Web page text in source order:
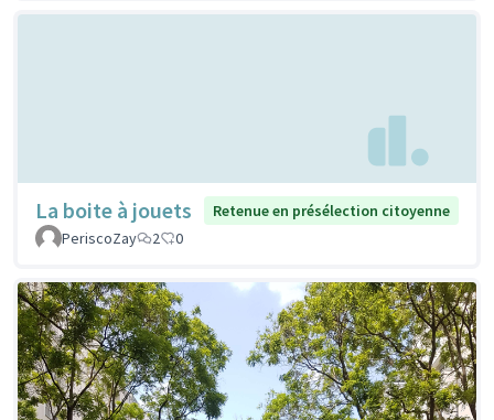
La boite à jouets
Retenue en présélection citoyenne
PeriscoZay
2 0